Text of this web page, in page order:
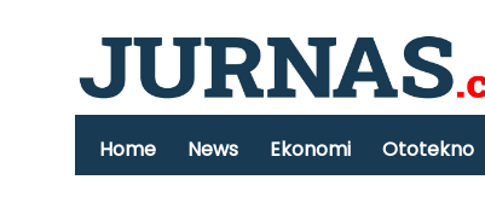
Home News Ekonomi Ototekno